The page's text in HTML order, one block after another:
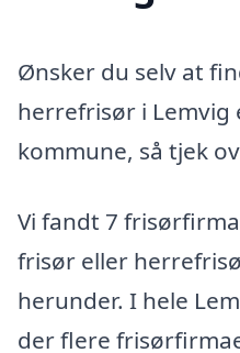
Ønsker du selv at
herrefrisør i Lemvig
kommune, så tjek
Vi fandt 7
frisør eller
herunder. I hele
der flere